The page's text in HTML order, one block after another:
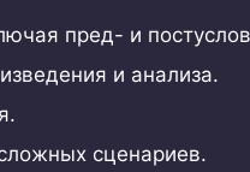
пред- и
и анализа.
сценариев.